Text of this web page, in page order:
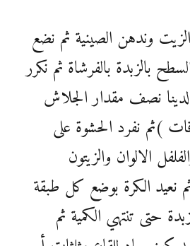
وندهن الصينية ثم نضع
بالزبدة بالفرشاة ثم نكرر
نصف مقدار الجلاش
بيبقى 7 راقات )ثم نفرد الحشوة على
الالوان والزيتون
نعيد الكرة بوضع كل طبقة
حتى تنتهي الكمية ثم